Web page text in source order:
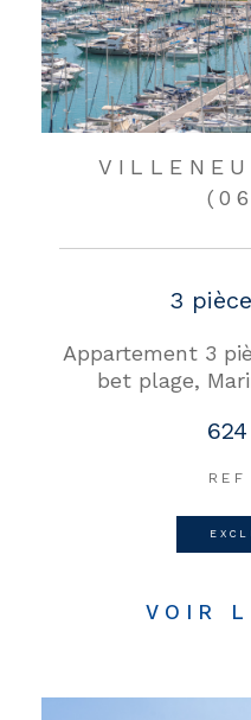
3
Appartement 3
bet plage,
VOIR